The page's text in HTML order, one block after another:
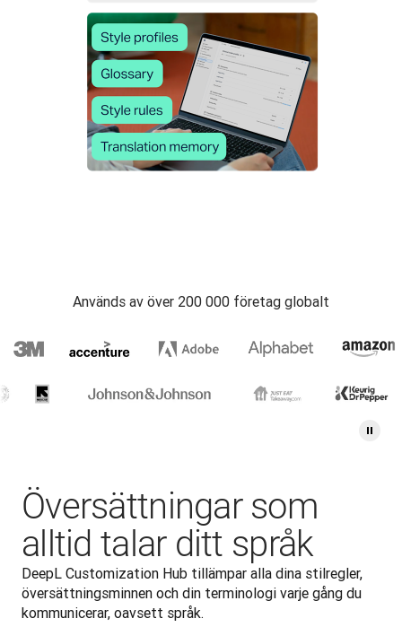
Används av över 200 000 företag globalt
Översättningar som
alltid talar ditt språk
DeepL Customization Hub tillämpar alla dina stilregler,
översättningsminnen och din terminologi varje gång du
kommunicerar, oavsett språk.